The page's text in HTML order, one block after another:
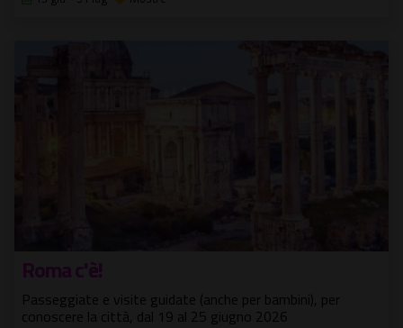
Roma c'è!
Passeggiate e visite guidate (anche per bambini), per
conoscere la città, dal 19 al 25 giugno 2026